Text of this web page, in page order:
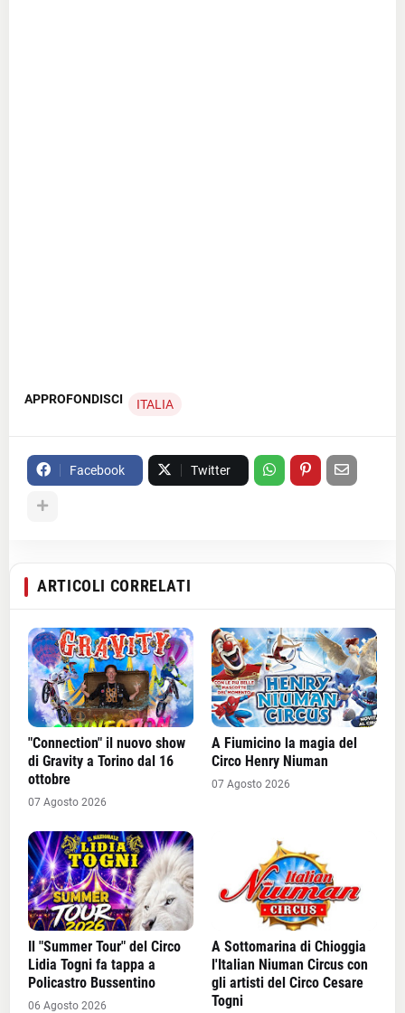
APPROFONDISCI ITALIA
Facebook Twitter
ARTICOLI CORRELATI
"Connection" il nuovo show
di Gravity a Torino dal 16
ottobre
07 Agosto 2026
A Fiumicino la magia del
Circo Henry Niuman
07 Agosto 2026
Il "Summer Tour" del Circo
Lidia Togni fa tappa a
Policastro Bussentino
06 Agosto 2026
A Sottomarina di Chioggia
l'Italian Niuman Circus con
gli artisti del Circo Cesare
Togni